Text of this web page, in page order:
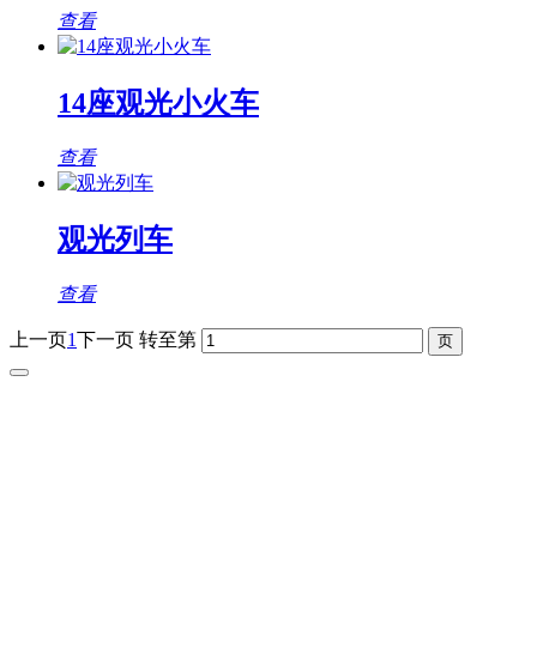
查看
14座观光小火车
查看
观光列车
查看
上一页1下一页 转至第